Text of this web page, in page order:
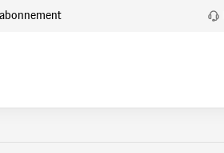
aan. Account aanvragen